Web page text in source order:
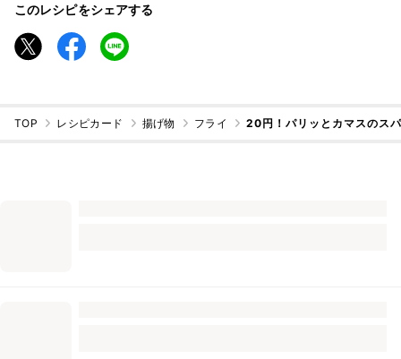
このレシピをシェアする
TOP レシピカード 揚げ物 フライ 20円！パリッとカマスのス